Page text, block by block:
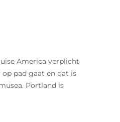
America verplicht
pad gaat en dat is
Portland is